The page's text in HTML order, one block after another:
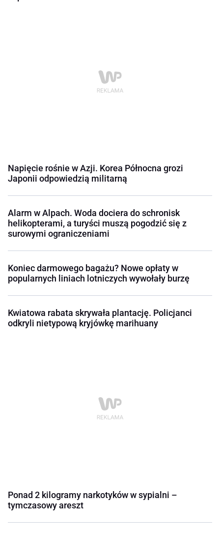
Napięcie rośnie w Azji. Korea Północna grozi
Japonii odpowiedzią militarną
Alarm w Alpach. Woda dociera do schronisk
helikopterami, a turyści muszą pogodzić się z
surowymi ograniczeniami
Koniec darmowego bagażu? Nowe opłaty w
popularnych liniach lotniczych wywołały burzę
Kwiatowa rabata skrywała plantację. Policjanci
odkryli nietypową kryjówkę marihuany
Ponad 2 kilogramy narkotyków w sypialni –
tymczasowy areszt